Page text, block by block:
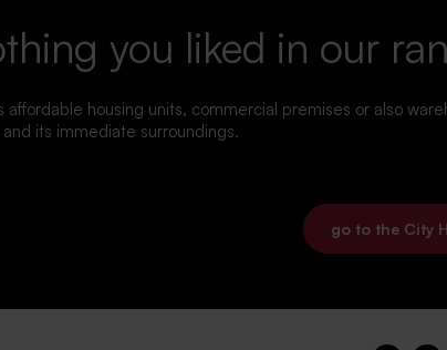
you liked in our
housing units, commercial premises or also
its immediate surroundings.
go to the City